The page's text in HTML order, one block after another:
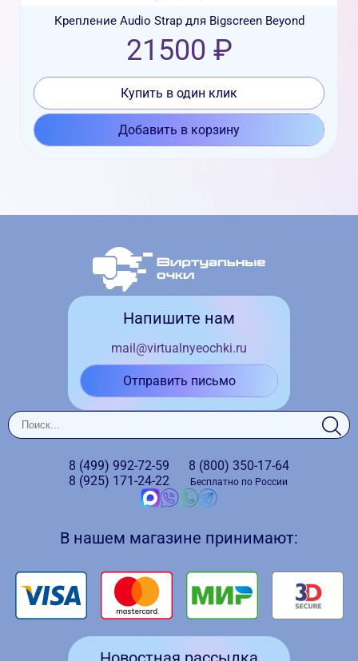
Крепление Audio Strap для Bigscreen Beyond
21500 ₽
Купить в один клик
Добавить в корзину
Напишите нам
mail@virtualnyeochki.ru
Отправить письмо
8 (499) 992-72-59
8 (925) 171-24-22
8 (800) 350-17-64
Бесплатно по России
В нашем магазине принимают: